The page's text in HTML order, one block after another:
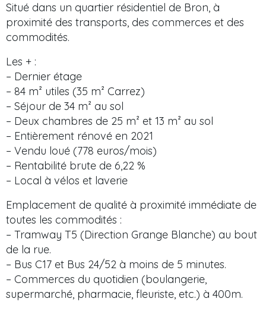
Situé dans un quartier résidentiel de Bron, à
proximité des transports, des commerces et des
commodités.
Les + :
– Dernier étage
– 84 m² utiles (35 m² Carrez)
– Séjour de 34 m² au sol
– Deux chambres de 25 m² et 13 m² au sol
– Entièrement rénové en 2021
– Vendu loué (778 euros/mois)
– Rentabilité brute de 6,22 %
– Local à vélos et laverie
Emplacement de qualité à proximité immédiate de
toutes les commodités :
– Tramway T5 (Direction Grange Blanche) au bout
de la rue.
– Bus C17 et Bus 24/52 à moins de 5 minutes.
– Commerces du quotidien (boulangerie,
supermarché, pharmacie, fleuriste, etc.) à 400m.